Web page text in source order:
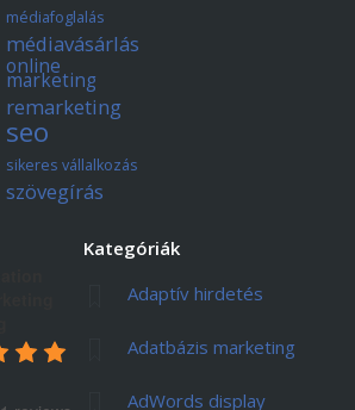
médiafoglalás
médiavásárlás
online
marketing
remarketing
seo
sikeres vállalkozás
szövegírás
Kategóriák
Adaptív hirdetés
Adatbázis marketing
AdWords display